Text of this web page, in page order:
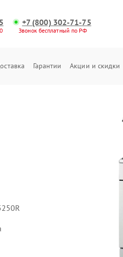
+7 (800) 302-71-75
Звонок бесплатный по РФ
Гарантии Акции и скидки